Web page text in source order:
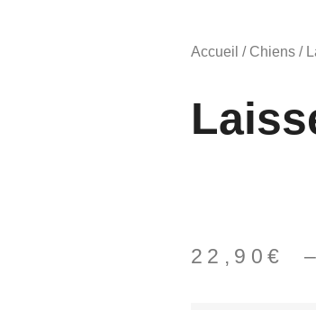
Accueil / Chiens /
22,90 €